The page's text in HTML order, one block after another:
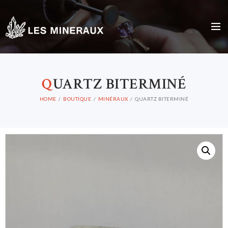
QUARTZ BITERMINÉ
HOME BOUTIQUE MINÉRAUX QUARTZ BITERMINÉ